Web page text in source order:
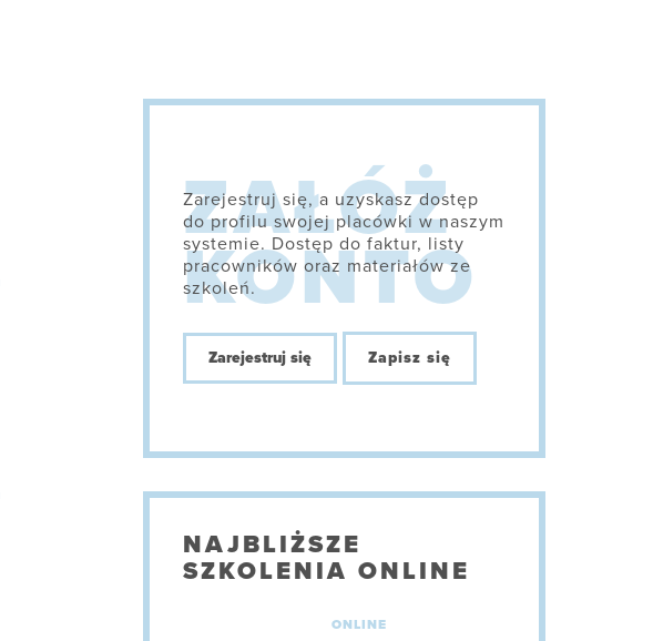
Zarejestruj się, a uzyskasz dostęp
do profilu swojej placówki w naszym
systemie. Dostęp do faktur, listy
pracowników oraz materiałów ze
szkoleń.
Zarejestruj się Zapisz się
NAJBLIŻSZE
SZKOLENIA ONLINE
ONLINE